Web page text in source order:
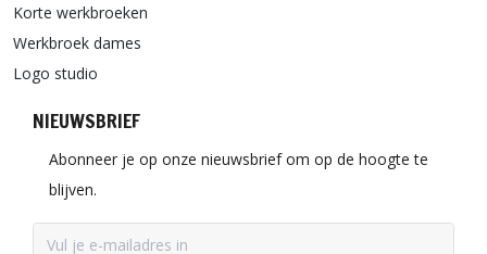
Korte werkbroeken
Werkbroek dames
Logo studio
NIEUWSBRIEF
Abonneer je op onze nieuwsbrief om op de hoogte te
blijven.